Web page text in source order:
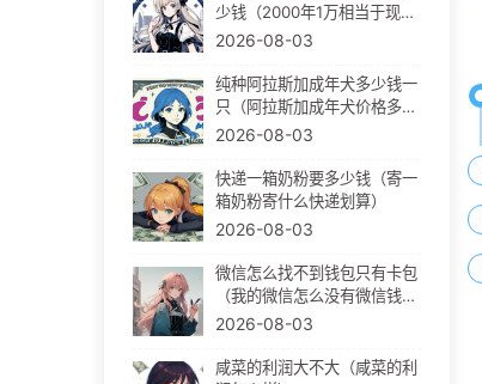
少钱（2000年1万相当于现在
多少钱）
2026-08-03
纯种阿拉斯加成年犬多少钱一
只（阿拉斯加成年犬价格多
少）
2026-08-03
快递一箱奶粉要多少钱（寄一
箱奶粉寄什么快递划算）
2026-08-03
微信怎么找不到钱包只有卡包
（我的微信怎么没有微信钱
包）
2026-08-03
咸菜的利润大不大（咸菜的利